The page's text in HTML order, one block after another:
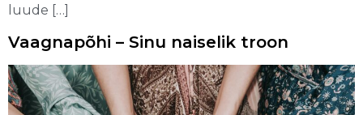
luude […]
Vaagnapõhi – Sinu naiselik troon